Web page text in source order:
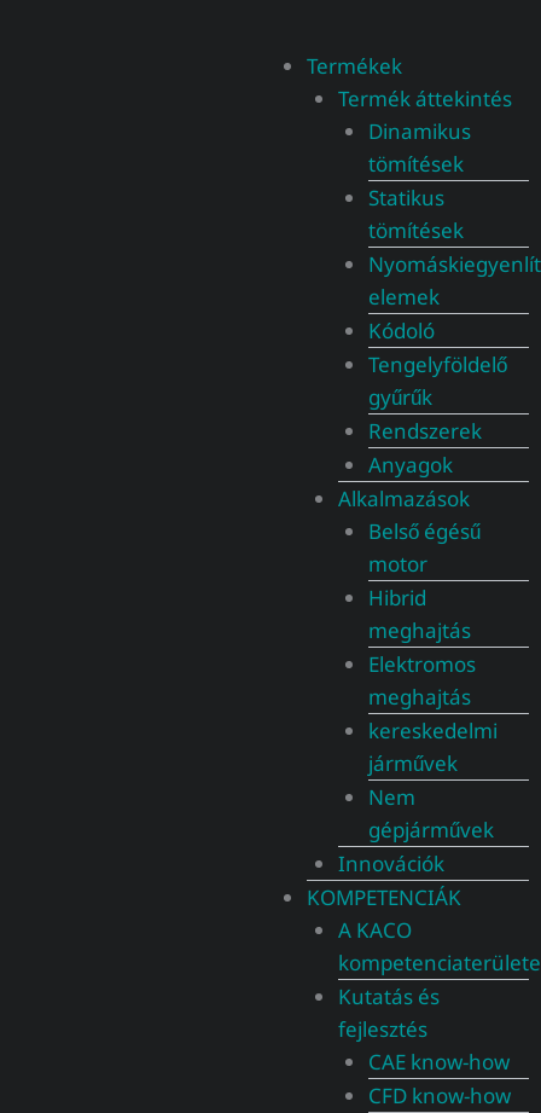
Termékek
Termék áttekintés
Dinamikus
tömítések
Statikus
tömítések
elemek
Kódoló
Tengelyföldelő
gyűrűk
Rendszerek
Anyagok
Alkalmazások
Belső égésű
motor
Hibrid
meghajtás
Elektromos
meghajtás
kereskedelmi
járművek
Nem
gépjárművek
Innovációk
KOMPETENCIÁK
A KACO
Kutatás és
fejlesztés
CAE know-how
CFD know-how​